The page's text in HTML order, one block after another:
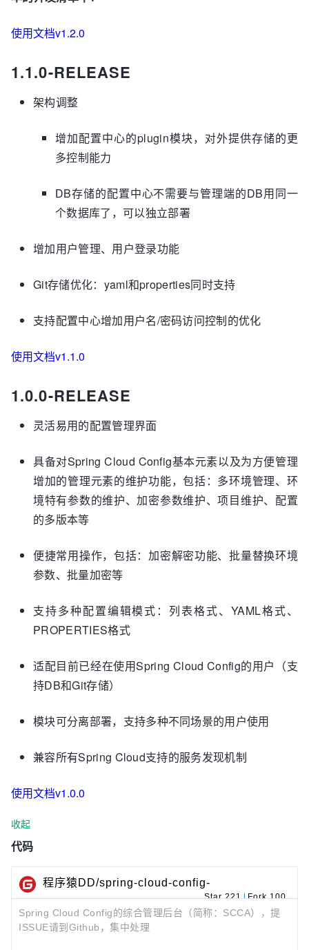
使用文档v1.2.0
1.1.0-RELEASE
架构调整
增加配置中心的plugin模块，对外提供存储的更
多控制能力
DB存储的配置中心不需要与管理端的DB用同一
个数据库了，可以独立部署
增加用户管理、用户登录功能
Git存储优化：yaml和properties同时支持
支持配置中心增加用户名/密码访问控制的优化
使用文档v1.1.0
1.0.0-RELEASE
灵活易用的配置管理界面
具备对Spring Cloud Config基本元素以及为方便管理
增加的管理元素的维护功能，包括：多环境管理、环
境特有参数的维护、加密参数维护、项目维护、配置
的多版本等
便捷常用操作，包括：加密解密功能、批量替换环境
参数、批量加密等
支持多种配置编辑模式：列表格式、YAML格式、
PROPERTIES格式
适配目前已经在使用Spring Cloud Config的用户（支
持DB和Git存储）
模块可分离部署，支持多种不同场景的用户使用
兼容所有Spring Cloud支持的服务发现机制
使用文档v1.0.0
收起
代码
程序猿DD/spring-cloud-config-
admin
Star 221|Fork 100
Spring Cloud Config的综合管理后台（简称：SCCA），提
ISSUE请到Github，集中处理